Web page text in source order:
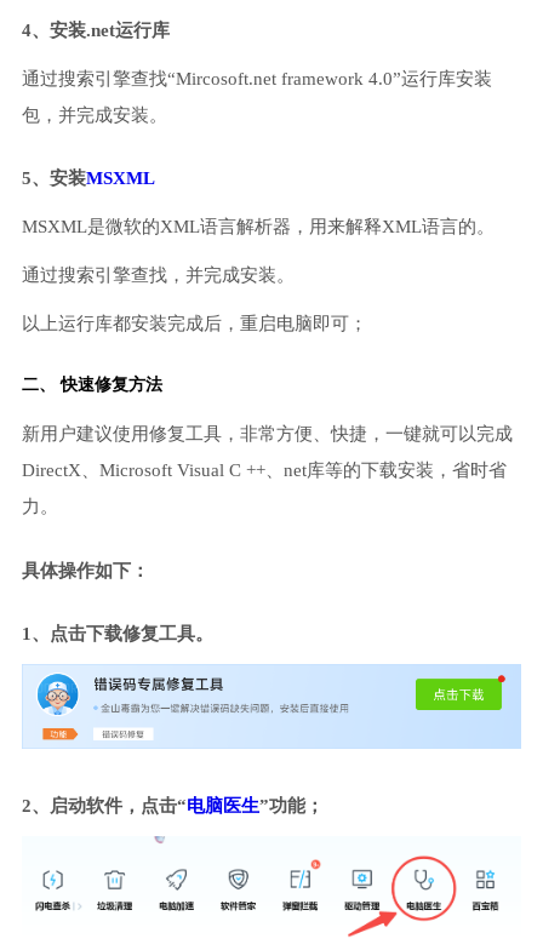
4、安装.net运行库
通过搜索引擎查找“Mircosoft.net framework 4.0”运行库安装
包，并完成安装。
5、安装MSXML
MSXML是微软的XML语言解析器，用来解释XML语言的。
通过搜索引擎查找，并完成安装。
以上运行库都安装完成后，重启电脑即可；
二、 快速修复方法
新用户建议使用修复工具，非常方便、快捷，一键就可以完成
DirectX、Microsoft Visual C ++、net库等的下载安装，省时省
力。
具体操作如下：
1、点击下载修复工具。
2、启动软件，点击“电脑医生”功能；